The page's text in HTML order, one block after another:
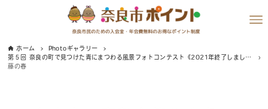
ホーム
Photoギャラリー
第５回 奈良の町で見つけた青にまつわる風景フォトコンテスト《2021年終了しました》
藤の春